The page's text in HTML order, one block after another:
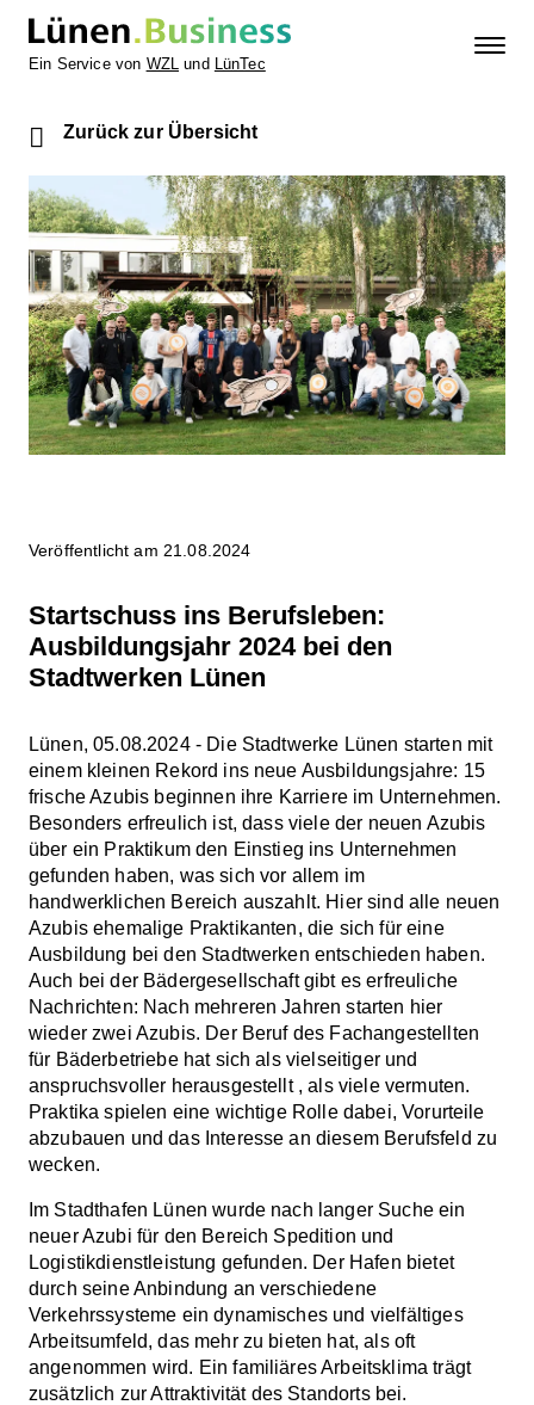
Ein Service von WZL und LünTec
Zurück zur Übersicht
Veröffentlicht am 21.08.2024
Startschuss ins Berufsleben:
Ausbildungsjahr 2024 bei den
Stadtwerken Lünen
Lünen, 05.08.2024 - Die Stadtwerke Lünen starten mit
einem kleinen Rekord ins neue Ausbildungsjahre: 15
frische Azubis beginnen ihre Karriere im Unternehmen.
Besonders erfreulich ist, dass viele der neuen Azubis
über ein Praktikum den Einstieg ins Unternehmen
gefunden haben, was sich vor allem im
handwerklichen Bereich auszahlt. Hier sind alle neuen
Azubis ehemalige Praktikanten, die sich für eine
Ausbildung bei den Stadtwerken entschieden haben.
Auch bei der Bädergesellschaft gibt es erfreuliche
Nachrichten: Nach mehreren Jahren starten hier
wieder zwei Azubis. Der Beruf des Fachangestellten
für Bäderbetriebe hat sich als vielseitiger und
anspruchsvoller herausgestellt , als viele vermuten.
Praktika spielen eine wichtige Rolle dabei, Vorurteile
abzubauen und das Interesse an diesem Berufsfeld zu
wecken.
Im Stadthafen Lünen wurde nach langer Suche ein
neuer Azubi für den Bereich Spedition und
Logistikdienstleistung gefunden. Der Hafen bietet
durch seine Anbindung an verschiedene
Verkehrssysteme ein dynamisches und vielfältiges
Arbeitsumfeld, das mehr zu bieten hat, als oft
angenommen wird. Ein familiäres Arbeitsklima trägt
zusätzlich zur Attraktivität des Standorts bei.